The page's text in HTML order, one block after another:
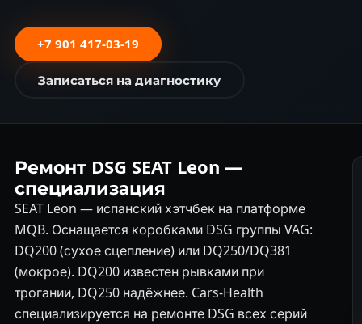
+7 901 417-03-19
Записаться на диагностику
Ремонт DSG SEAT Leon —
специализация
SEAT Leon — испанский хэтчбек на платформе
MQB. Оснащается коробками DSG группы VAG:
DQ200 (сухое сцепление) или DQ250/DQ381
(мокрое). DQ200 известен рывками при
трогании, DQ250 надёжнее. Cars-Health
специализируется на ремонте DSG всех серий